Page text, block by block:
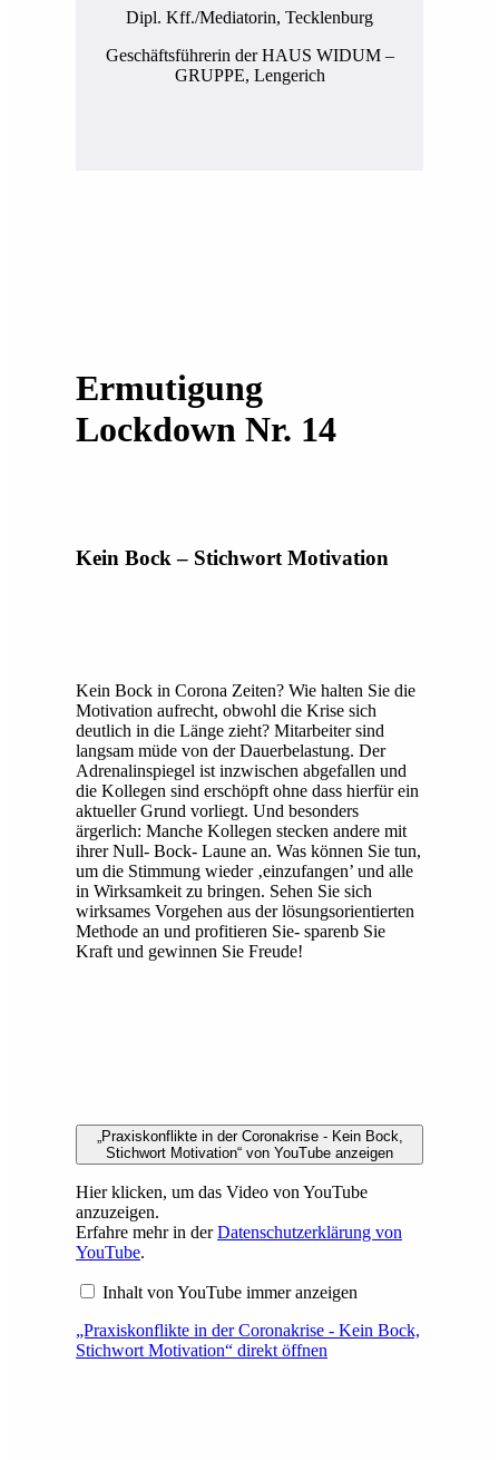
Dipl. Kff./Mediatorin, Tecklenburg
Geschäftsführerin der HAUS WIDUM –
GRUPPE, Lengerich
Ermutigung
Lockdown Nr. 14
Kein Bock – Stichwort Motivation
Kein Bock in Corona Zeiten? Wie halten Sie die
Motivation aufrecht, obwohl die Krise sich
deutlich in die Länge zieht? Mitarbeiter sind
langsam müde von der Dauerbelastung. Der
Adrenalinspiegel ist inzwischen abgefallen und
die Kollegen sind erschöpft ohne dass hierfür ein
aktueller Grund vorliegt. Und besonders
ärgerlich: Manche Kollegen stecken andere mit
ihrer Null- Bock- Laune an. Was können Sie tun,
um die Stimmung wieder ‚einzufangen’ und alle
in Wirksamkeit zu bringen. Sehen Sie sich
wirksames Vorgehen aus der lösungsorientierten
Methode an und profitieren Sie- sparenb Sie
Kraft und gewinnen Sie Freude!
„Praxiskonflikte in der Coronakrise - Kein Bock,
Stichwort Motivation“ von YouTube anzeigen
Hier klicken, um das Video von YouTube
anzuzeigen.
Erfahre mehr in derDatenschutzerklärung von
YouTube.
Inhalt von YouTube immer anzeigen
„Praxiskonflikte in der Coronakrise - Kein Bock,
Stichwort Motivation“ direkt öffnen